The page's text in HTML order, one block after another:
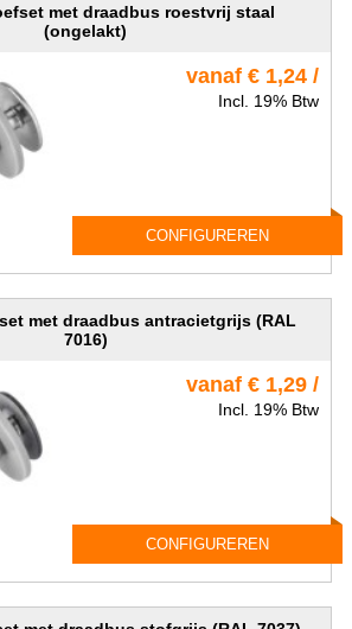
met draadbus roestvrij staal
(ongelakt)
vanaf € 1,24 /
Incl. 19% Btw
CONFIGUREREN
met draadbus antracietgrijs (RAL
7016)
vanaf € 1,29 /
Incl. 19% Btw
CONFIGUREREN